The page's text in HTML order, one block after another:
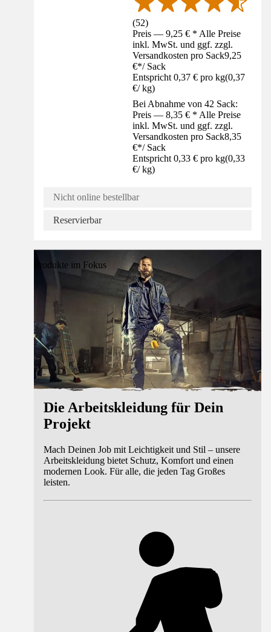
(52)
Preis — 9,25 € * Alle Preise
inkl. MwSt. und ggf. zzgl.
Versandkosten pro Sack9,25
€*/ Sack
Entspricht 0,37 € pro kg(0,37
€/ kg)
Bei Abnahme von 42 Sack:
Preis — 8,35 € * Alle Preise
inkl. MwSt. und ggf. zzgl.
Versandkosten pro Sack8,35
€*/ Sack
Entspricht 0,33 € pro kg(0,33
€/ kg)
Nicht online bestellbar
Reservierbar
Produkte im Fokus
Die Arbeitskleidung für Dein
Projekt
Mach Deinen Job mit Leichtigkeit und Stil – unsere
Arbeitskleidung bietet Schutz, Komfort und einen
modernen Look. Für alle, die jeden Tag Großes
leisten.